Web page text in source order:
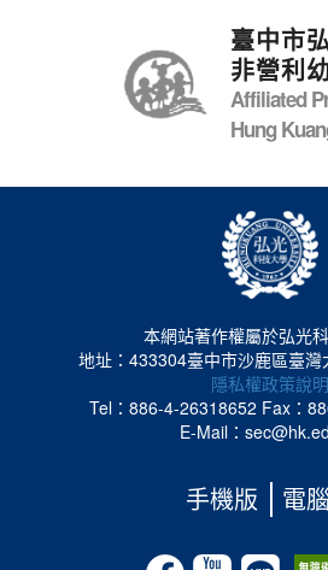
臺中市
非營利
Affiliated
Hung
本網站著作權屬於弘光
地址：433304臺中市沙鹿區臺
隱私權政策說明
Tel：886-4-26318652 Fax：
E-Mail：
手機版 電